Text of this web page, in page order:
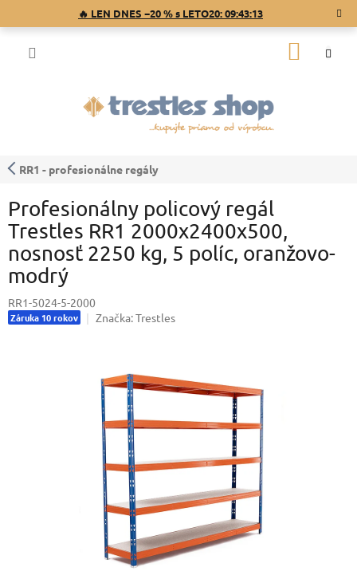
🔥 LEN DNES −20 % s LETO20:09:43:13
RR1 - profesionálne regály
Profesionálny policový regál
Trestles RR1 2000x2400x500,
nosnosť 2250 kg, 5 políc, oranžovo-
modrý
RR1-5024-5-2000
Záruka 10 rokov Značka:Trestles